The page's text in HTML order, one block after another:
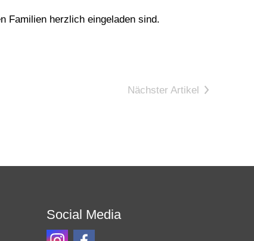
Familien herzlich eingeladen sind.
Nächster Artikel
Social Media